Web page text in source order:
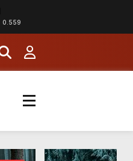
0.559